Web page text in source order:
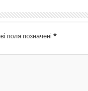
поля позначені *